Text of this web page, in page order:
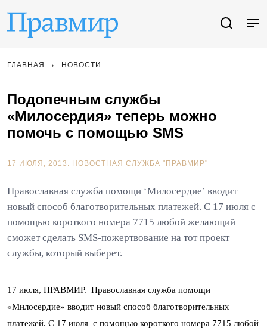
ГЛАВНАЯ НОВОСТИ
Подопечным службы
«Милосердия» теперь можно
помочь с помощью SMS
17 ИЮЛЯ, 2013. НОВОСТНАЯ СЛУЖБА "ПРАВМИР"
Православная служба помощи ‘Милосердие’ вводит
новый способ благотворительных платежей. С 17 июля с
помощью короткого номера 7715 любой желающий
сможет сделать SMS-пожертвование на тот проект
службы, который выберет.
17 июля, ПРАВМИР. Православная служба помощи
«Милосердие» вводит новый способ благотворительных
платежей. С 17 июля с помощью короткого номера 7715 любой